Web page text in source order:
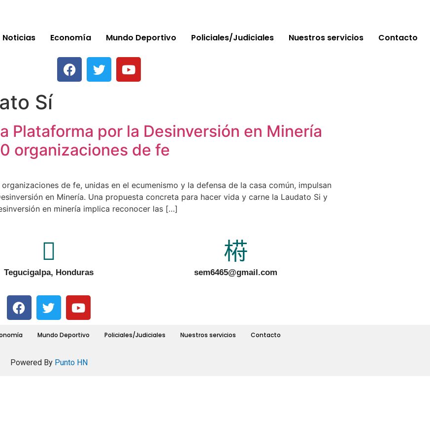
Noticias Economía Mundo Deportivo Policiales/Judiciales Nuestros servicios Contacto
Sí
Plataforma por la Desinversión en Minería
organizaciones de fe
de fe, unidas en el ecumenismo y la defensa de la casa común, impulsan
en Minería. Una propuesta concreta para hacer vida y carne la Laudato Si y
en minería implica reconocer las […]
Tegucigalpa, Honduras sem6465@gmail.com
Mundo Deportivo Policiales/Judiciales Nuestros servicios Contacto
Powered By Punto HN